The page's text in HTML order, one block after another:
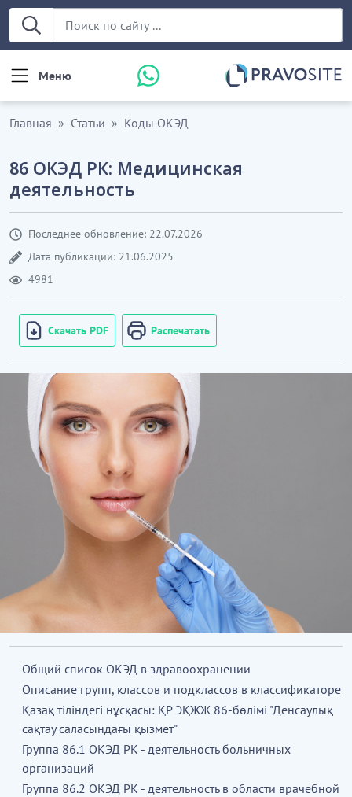
Меню
Главная Статьи Коды ОКЭД
86 ОКЭД РК: Медицинская
деятельность
Последнее обновление: 22.07.2026
Дата публикации: 21.06.2025
4981
Скачать PDF Распечатать
Общий список ОКЭД в здравоохранении
Описание групп, классов и подклассов в классификаторе
Қазақ тіліндегі нұсқасы: ҚР ЭҚЖЖ 86-бөлімі "Денсаулық
сақтау саласындағы қызмет"
Группа 86.1 ОКЭД РК - деятельность больничных
организаций
Группа 86.2 ОКЭД РК - деятельность в области врачебной